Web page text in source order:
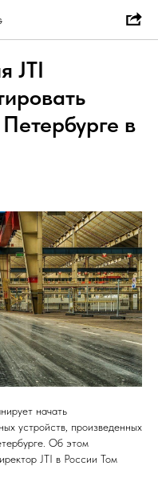
JTI
в
начать
устройств, произведенных
Об этом
JTI в России Том